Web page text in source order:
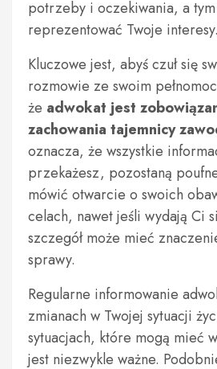
potrzeby i oczekiwania, a
reprezentować Twoje interesy.
Kluczowe jest, abyś czuł się
rozmowie ze swoim
że adwokat jest
zachowania tajemnicy
oznacza, że wszystkie
przekażesz, pozostaną
mówić otwarcie o swoich
celach, nawet jeśli wydają Ci
szczegół może mieć
sprawy.
Regularne informowanie
zmianach w Twojej sytuacji
sytuacjach, które mogą mieć
jest niezwykle ważne.